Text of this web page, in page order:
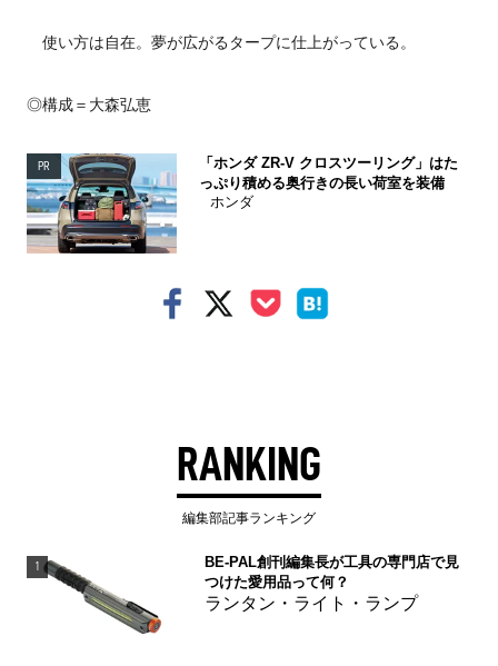
使い方は自在。夢が広がるタープに仕上がっている。
◎構成＝大森弘恵
PR
「ホンダ ZR-V クロスツーリング」はた
っぷり積める奥行きの長い荷室を装備
ホンダ
RANKING
編集部記事ランキング
1
BE-PAL創刊編集長が工具の専門店で見
つけた愛用品って何？
ランタン・ライト・ランプ